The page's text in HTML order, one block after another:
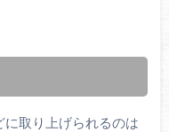
取り上げられるのは